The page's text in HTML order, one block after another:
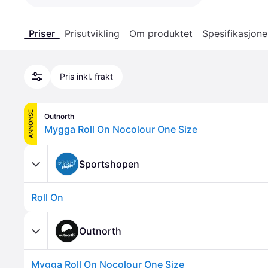
Priser Prisutvikling Om produktet
Pris inkl. frakt
ANNONSE Outnorth
Mygga Roll On Nocolour One Size
Sportshopen
Roll On
Outnorth
Mygga Roll On Nocolour One Size